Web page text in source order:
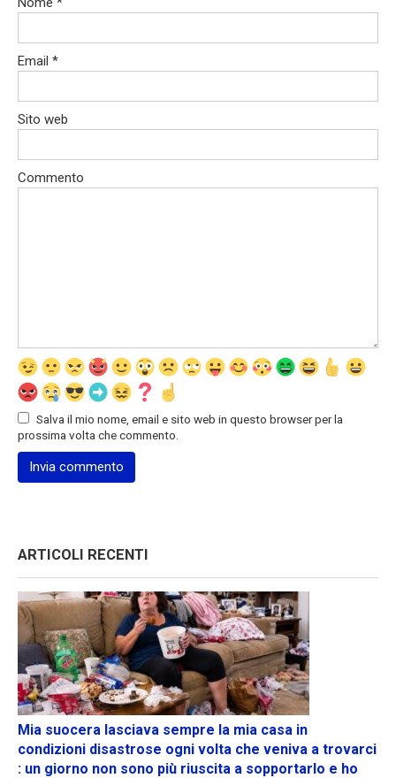
Email *
Sito web
Commento
Salva il mio nome, email e sito web in questo browser per la
prossima volta che commento.
ARTICOLI RECENTI
Mia suocera lasciava sempre la mia casa in
condizioni disastrose ogni volta che veniva a trovarci
: un giorno non sono più riuscita a sopportarlo e ho